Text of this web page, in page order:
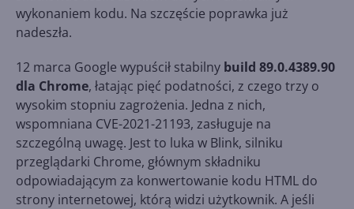
wykonaniem kodu. Na szczęście poprawka już
nadeszła.
12 marca Google wypuścił stabilny build 89.0.4389.90
dla Chrome, łatając pięć podatności, z czego trzy o
wysokim stopniu zagrożenia. Jedna z nich,
wspomniana CVE-2021-21193, zasługuje na
szczególną uwagę. Jest to luka w Blink, silniku
przeglądarki Chrome, głównym składniku
odpowiadającym za konwertowanie kodu HTML do
strony internetowej, którą widzi użytkownik. A jeśli